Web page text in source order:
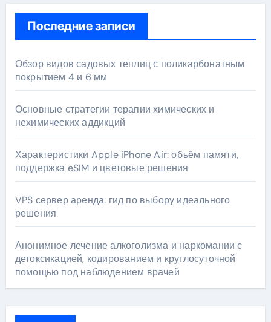
Последние записи
Обзор видов садовых теплиц с поликарбонатным
покрытием 4 и 6 мм
Основные стратегии терапии химических и
нехимических аддикций
Характеристики Apple iPhone Air: объём памяти,
поддержка eSIM и цветовые решения
VPS сервер аренда: гид по выбору идеального
решения
Анонимное лечение алкоголизма и наркомании с
детоксикацией, кодированием и круглосуточной
помощью под наблюдением врачей